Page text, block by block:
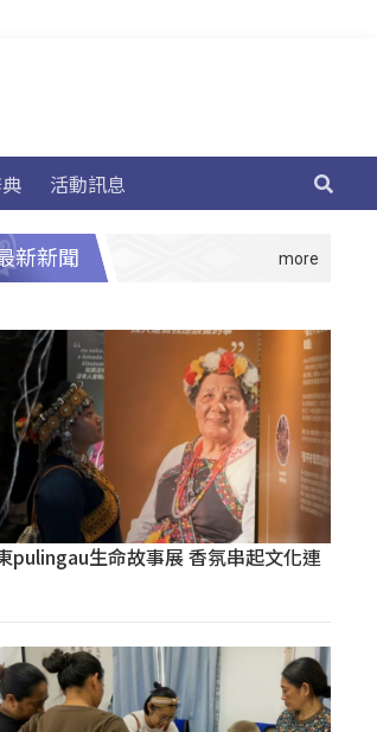
活動訊息
新新聞
pulingau生命故事展 香氛串起文化連